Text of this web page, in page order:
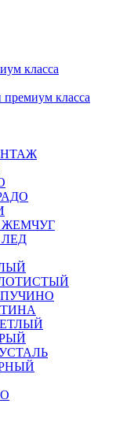
класса
класса
ЖЕМЧУГ
ЛЕД